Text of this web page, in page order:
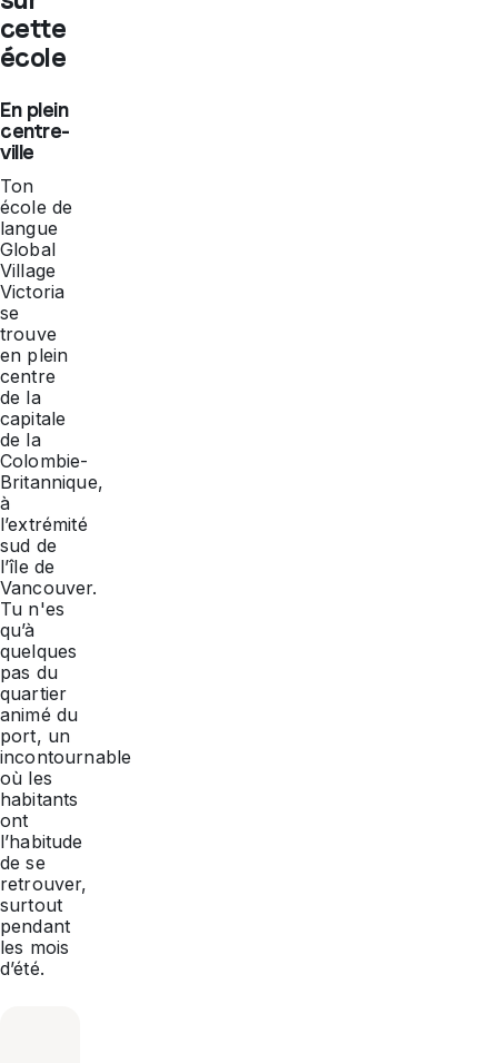
cette
école
En plein
centre-
ville
Ton
école de
langue
Global
Village
Victoria
se
trouve
en plein
centre
de la
capitale
de la
Colombie-
Britannique,
à
l’extrémité
sud de
l’île de
Vancouver.
Tu n'es
qu’à
quelques
pas du
quartier
animé du
port, un
incontournable
où les
habitants
ont
l’habitude
de se
retrouver,
surtout
pendant
les mois
d’été.